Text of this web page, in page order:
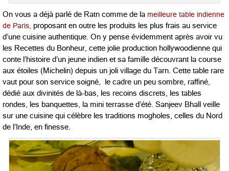
On vous a déjà parlé de Ratn comme de la meilleure table indienne
de Paris, proposant en outre les produits les plus frais au service
d’une cuisine authentique. On y pense évidemment après avoir vu
les Recettes du Bonheur, cette jolie production hollywoodienne qui
conte l’histoire d’un jeune indien et sa famille découvrant la course
aux étoiles (Michelin) depuis un joli village du Tarn. Cette table rare
vaut pour son service soigné, le cadre un peu sombre, raffiné,
dédié aux divinités de là-bas, les recoins discrets, les tables
rondes, les banquettes, la mini terrasse d’été. Sanjeev Bhall veille
sur une cuisine qui célèbre les traditions mogholes, celles du Nord
de l’Inde, en finesse.